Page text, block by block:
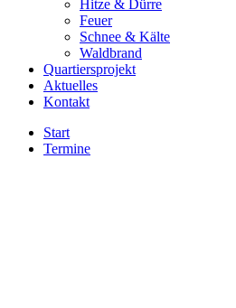
Hitze & Dürre
Feuer
Schnee & Kälte
Waldbrand
Quartiersprojekt
Aktuelles
Kontakt
Start
Termine